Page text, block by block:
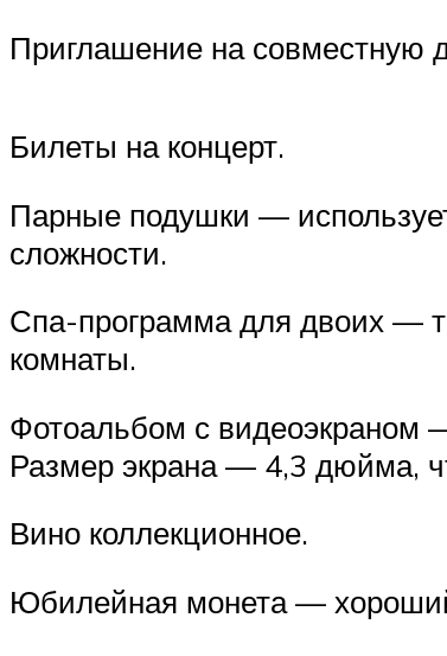
Приглашение на совместную
Билеты на концерт.
Парные подушки —
сложности.
Спа-программа для двоих —
комнаты.
Фотоальбом с видеоэкраном
Размер экрана — 4,3 дюйма,
Вино коллекционное.
Юбилейная монета —